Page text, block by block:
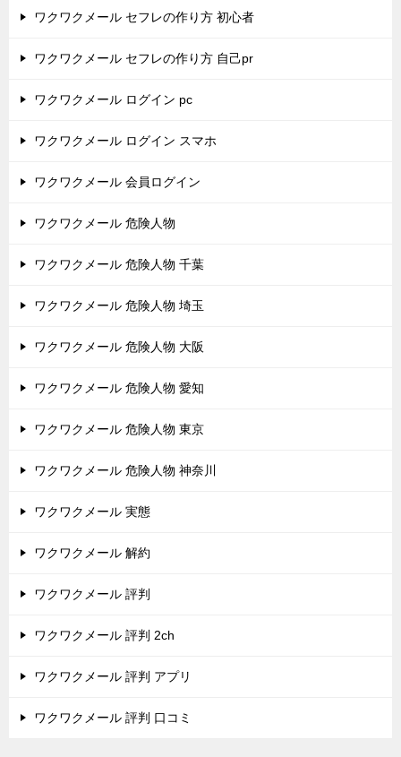
ワクワクメール セフレの作り方 初心者
ワクワクメール セフレの作り方 自己pr
ワクワクメール ログイン pc
ワクワクメール ログイン スマホ
ワクワクメール 会員ログイン
ワクワクメール 危険人物
ワクワクメール 危険人物 千葉
ワクワクメール 危険人物 埼玉
ワクワクメール 危険人物 大阪
ワクワクメール 危険人物 愛知
ワクワクメール 危険人物 東京
ワクワクメール 危険人物 神奈川
ワクワクメール 実態
ワクワクメール 解約
ワクワクメール 評判
ワクワクメール 評判 2ch
ワクワクメール 評判 アプリ
ワクワクメール 評判 口コミ